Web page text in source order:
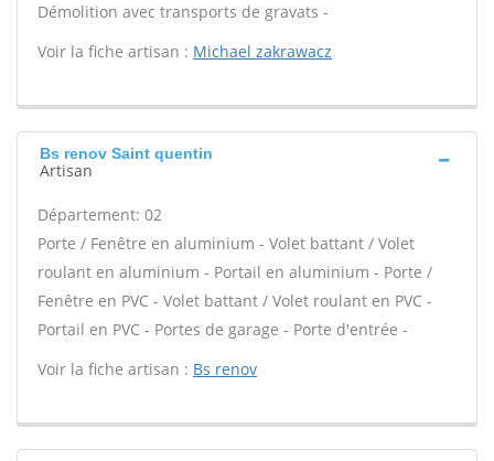
Démolition avec transports de gravats -
Voir la fiche artisan : Michael zakrawacz
Bs renov Saint quentin
Artisan
Département: 02
Porte / Fenêtre en aluminium - Volet battant / Volet
roulant en aluminium - Portail en aluminium - Porte /
Fenêtre en PVC - Volet battant / Volet roulant en PVC -
Portail en PVC - Portes de garage - Porte d'entrée -
Voir la fiche artisan : Bs renov